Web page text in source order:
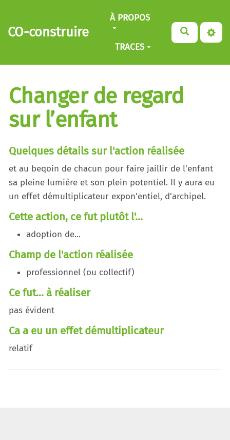
Aller au contenu principal
CO-construire
À PROPOS
TRACES
Changer de regard
sur l’enfant
Quelques détails sur l'action réalisée
et au beqoin de chacun pour faire jaillir de l'enfant
sa pleine lumière et son plein potentiel. Il y aura eu
un effet démultiplicateur expon'entiel, d'archipel.
Cette action, ce fut plutôt l'...
adoption de...
Champ de l'action réalisée
professionnel (ou collectif)
Ce fut... à réaliser
pas évident
Ca a eu un effet démultiplicateur
relatif